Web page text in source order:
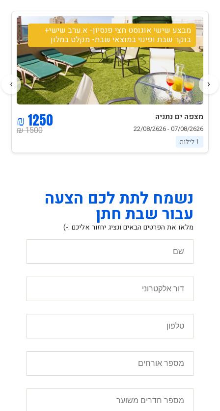
מבצע אוגוסט לזוג לינה וארוחת בוקר
מצפה ים נתניה
09/08/2626 - 19/08/2626
1 לילות
730 ₪
590 ₪
‹
›
נשמח לתת לכם הצעה
עבור שבת חתן
מלאו את הפרטים הבאים ונציג יחזור אליכם :-)